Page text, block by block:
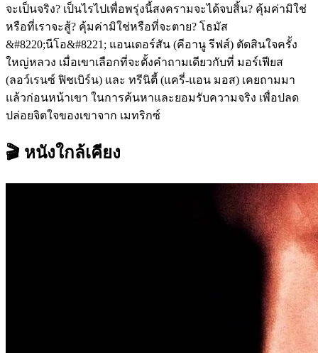
จะเป็นจริง? เป็นไรไปเพื่อพรุ่งนี้สงครามจะได้จบสิ้น? คุ้มค่ามิใช่
หรือที่เราจะสู้? คุ้มค่ามิใช่หรือที่จะตาย? โธมัส
&#8220;นีโอ&#8221; แอนเดอร์สัน (คีอานู รีฟส์) ตัดสินใจครั้ง
ใหญ่หลวง เมื่อเขาเลือกที่จะตั้งคำถามเดียวกับที่ มอร์เฟียส
(ลอว์เรนซ์ ฟิชเบิร์น) และ ทรีนิตี้ (แครี่-แอน มอส) เคยถามมา
แล้วก่อนหน้าเขา ในการค้นหาและยอมรับความจริง เพื่อปลด
ปล่อยจิตใจของเขาจาก เมทริกซ์
🎬 หนังใกล้เคียง